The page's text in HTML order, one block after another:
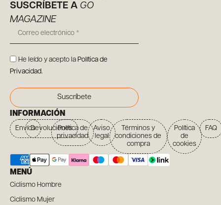
SUSCRÍBETE A GO
MAGAZINE
He leído y acepto la Política de
Privacidad.
Suscríbete
INFORMACIÓN
EnvíosDevolucionesPolítica de
privacidad
Aviso
legal
Términos y
condiciones de
compra
Política
de
cookies
FAQ
MENÚ
Ciclismo Hombre
Ciclismo Mujer